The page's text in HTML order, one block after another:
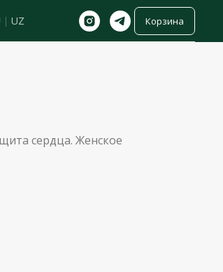
Корзина
| UZ
сердца. Женское